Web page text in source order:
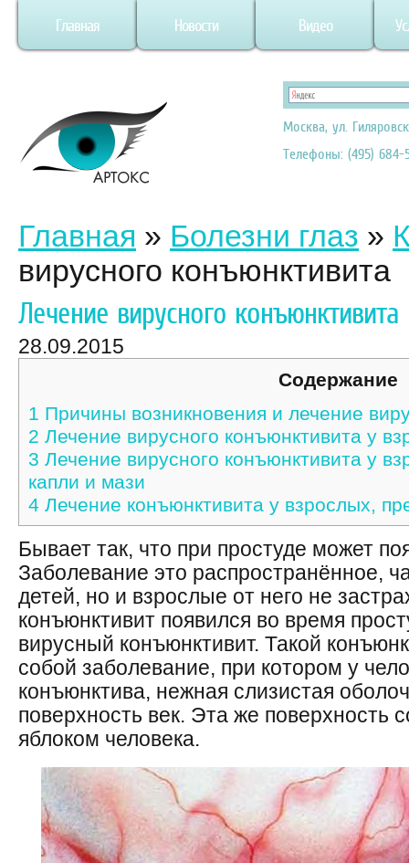
Главная Новости Видео
Москва, ул.
Телефоны: (495) 684-
Главная » Болезни глаз »
вирусного конъюнктивита
Лечение вирусного конъюнктивита
28.09.2015
Содержание
1 Причины возникновения и лечение
2 Лечение вирусного конъюнктивита у
3 Лечение вирусного конъюнктивита у
капли и мази
4 Лечение конъюнктивита у взрослых,
Бывает так, что при простуде может
Заболевание это распространённое,
детей, но и взрослые от него не
конъюнктивит появился во время
вирусный конъюнктивит. Такой
собой заболевание, при котором у
конъюнктива, нежная слизистая
поверхность век. Эта же поверхность
яблоком человека.